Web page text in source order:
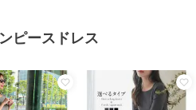
ピースドレス